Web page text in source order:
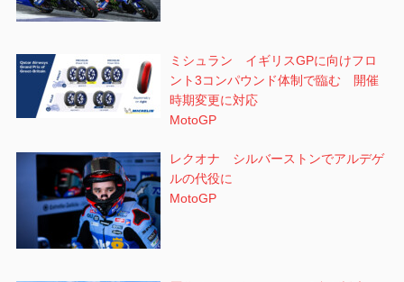
ミシュラン イギリスGPに向けフロ
ント3コンパウンド体制で臨む 開催
時期変更に対応
MotoGP
レクオナ シルバーストンでアルデゲ
ルの代役に
MotoGP